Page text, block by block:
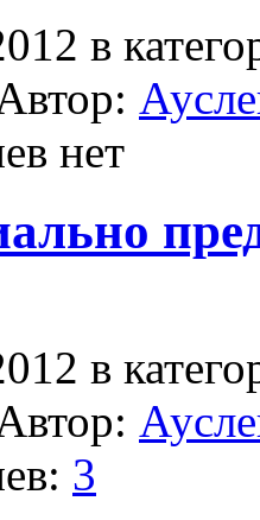
в
нет
в
3